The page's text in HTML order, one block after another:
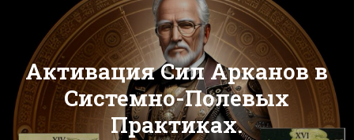
Активация Сил Арканов в
Системно-Полевых
Практиках.